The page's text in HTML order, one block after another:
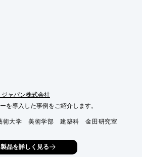
ャパン株式会社
を導入した事例をご紹介します。
術大学　美術学部　建築科　金田研究室
　デザインスクールに当社のレーザー加
製品を詳しく見る